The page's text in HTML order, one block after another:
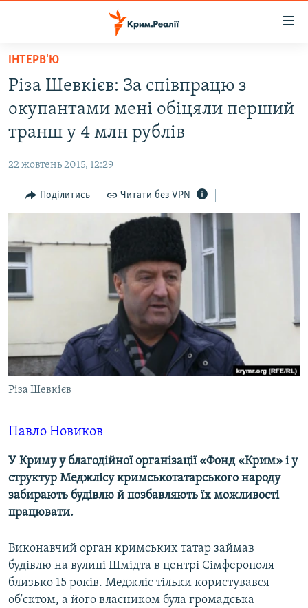
Перейти
основного
матеріалу
Перейти
до
основної
Перейти
до
ВІДЕО ТА ФОТО
БЛОГИ
ПОГЛЯД
ВСЕ ЗА ДЕНЬ
СПЕЦПРОЕКТИ
ДЕПОРТАЦІЯ
ВІДЕОУРОКИ «ELIFBE»
СВІДЧЕННЯ ОКУПАЦІЇ
УКРАЇНСЬКА ПРОБЛЕМА КРИМУ
ІНФОГРАФІКА
ЯК ОБІЙТИ БЛОКУВАННЯ
Qırımtatar
ДОЛУЧАЙСЯ!
Усі сайти RFE/RL
ІНТЕРВ'Ю
Різа Шевкієв: За співпрацю з
окупантами мені обіцяли перший
транш у 4 млн рублів
22 жовтень 2015, 12:29
Поділитись Читати без VPN
Різа Шевкієв
Павло Новиков
У Криму у благодійної організації «Фонд «Крим» і у
структур Меджлісу кримськотатарського народу
забирають будівлю й позбавляють їх можливості
працювати.
Виконавчий орган кримських татар займав
будівлю на вулиці Шмідта в центрі Сімферополя
близько 15 років. Меджліс тільки користувався
об'єктом, а його власником була громадська